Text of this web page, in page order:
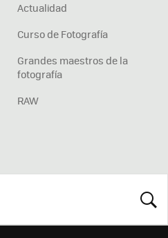
Actualidad
Curso de Fotografía
Grandes maestros de la
fotografía
RAW